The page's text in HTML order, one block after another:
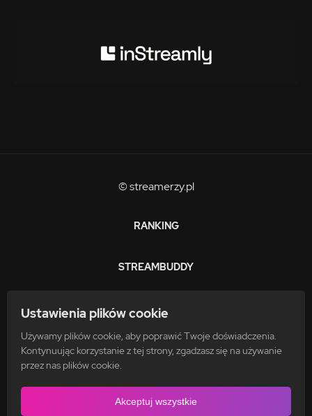
Ustawienia plików cookie
Używamy plików cookie, aby poprawić Twoje doświadczenia.
Kontynuując korzystanie z tej strony, zgadzasz się na używanie
przez nas plików cookie.
Akceptuj wszystkie
© streamerzy.pl
RANKING
STREAMBUDDY
ZARABIAJ
FAQ
POLITYKA PRYWATNOŚCI